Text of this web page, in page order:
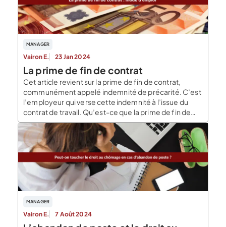
MANAGER
Vairon E. 23 Jan 2024
La prime de fin de contrat
Cet article revient sur la prime de fin de contrat,
communément appelé indemnité de précarité. C’est
l’employeur qui verse cette indemnité à l’issue du
contrat de travail. Qu’est-ce que la prime de fin de
contrat ? La prime de fin de contrat est également
appelée la prime de précarité. C’est-à-dire un
versement d’indemnités sous respect […]
MANAGER
Vairon E. 7 Août 2024